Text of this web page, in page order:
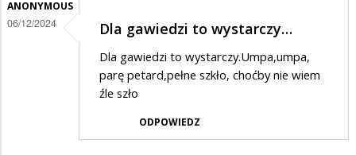
ANONYMOUS
06/12/2024 Dla gawiedzi to wystarczy…
Dla gawiedzi to wystarczy.Umpa,umpa,
parę petard,pełne szkło, choćby nie wiem
źle szło
ODPOWIEDZ